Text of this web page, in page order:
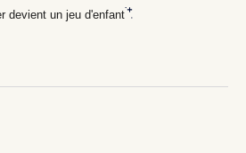
devient un jeu d'enfant